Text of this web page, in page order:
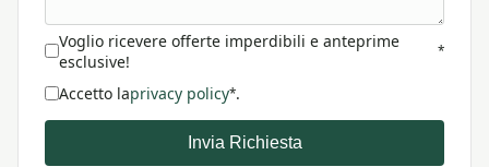
Voglio ricevere offerte imperdibili e anteprime
esclusive!
*
Accetto laprivacy policy*.
Invia Richiesta